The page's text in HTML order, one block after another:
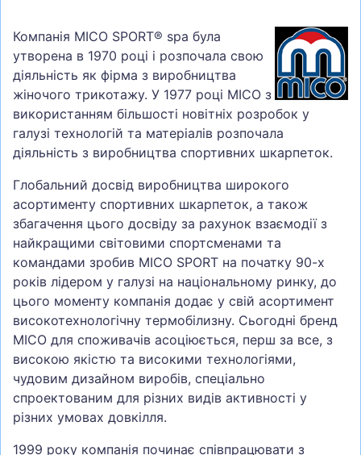
Компанія MICO SPORT® spa була
утворена в 1970 році і розпочала свою
діяльність як фірма з виробництва
жіночого трикотажу. У 1977 році MICO з
використанням більшості новітніх розробок у
галузі технологій та матеріалів розпочала
діяльність з виробництва спортивних шкарпеток.
Глобальний досвід виробництва широкого
асортименту спортивних шкарпеток, а також
збагачення цього досвіду за рахунок взаємодії з
найкращими світовими спортсменами та
командами зробив MICO SPORT на початку 90-х
років лідером у галузі на національному ринку, до
цього моменту компанія додає у свій асортимент
високотехнологічну термобілизну. Сьогодні бренд
MICO для споживачів асоціюється, перш за все, з
високою якістю та високими технологіями,
чудовим дизайном виробів, спеціально
спроектованим для різних видів активності у
різних умовах довкілля.
1999 року компанія починає співпрацювати з